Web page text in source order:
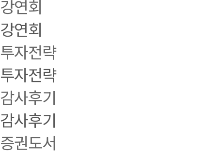
강연회
강연회
투자전략
투자전략
감사후기
감사후기
증권도서